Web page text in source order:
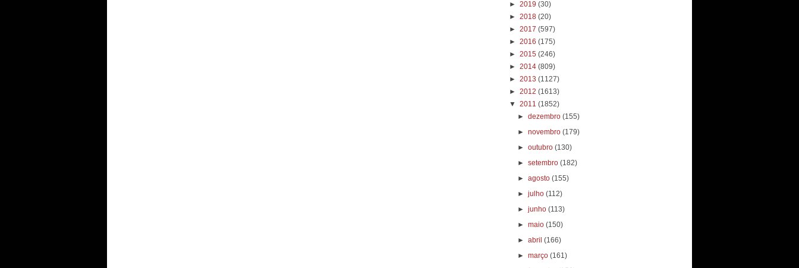
► 2019 (30)
► 2018 (20)
► 2017 (597)
► 2016 (175)
► 2015 (246)
► 2014 (809)
► 2013 (1127)
► 2012 (1613)
▼ 2011 (1852)
►dezembro(155)
►novembro(179)
►outubro(130)
►setembro(182)
►agosto(155)
►julho(112)
►junho(113)
►maio(150)
►abril(166)
►março(161)